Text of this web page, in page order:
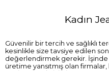
Kadın
Güvenilir bir tercih ve sağlıklı
kesinlikle size tavsiye edilen
değerlendirmek gerekir. İşinde
üretime yansıtmış olan